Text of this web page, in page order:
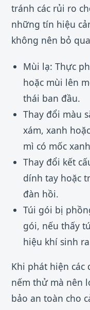
tránh các rủi ro
những tín hiệu
không nên bỏ
Mùi lạ: Thực
hoặc mùi lên
thái ban đầu.
Thay đổi màu
xám, xanh
mì có mốc
Thay đổi kết
dính tay hoặc
đàn hồi.
Túi gói bị
gói, nếu thấy
hiệu khí sinh
Khi phát hiện
nếm thử mà nên
bảo an toàn cho